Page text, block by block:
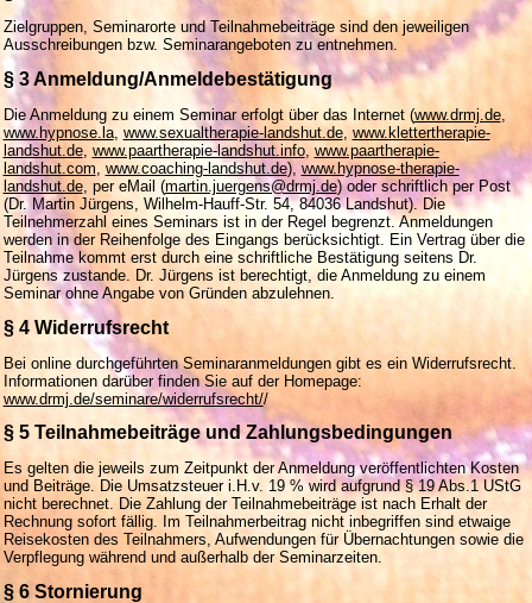
Zielgruppen, Seminarorte und Teilnahmebeiträge sind den jeweiligen
Ausschreibungen bzw. Seminarangeboten zu entnehmen.
§ 3 Anmeldung/Anmeldebestätigung
Die Anmeldung zu einem Seminar erfolgt über das Internet (www.drmj.de,
www.hypnose.la, www.sexualtherapie-landshut.de, www.klettertherapie-
landshut.de, www.paartherapie-landshut.info, www.paartherapie-
landshut.com www.coaching-landshut.de), www.hypnose-therapie-
landshut.de, per eMail (martin.juergens@drmj.de) oder schriftlich per Post
(Dr. Martin Jürgens, Wilhelm-Hauff-Str. 54, 84036 Landshut). Die
Teilnehmerzahl eines Seminars ist in der Regel begrenzt. Anmeldungen
werden in der Reihenfolge des Eingangs berücksichtigt. Ein Vertrag über die
Teilnahme kommt erst durch eine schriftliche Bestätigung seitens Dr.
Jürgens zustande. Dr. Jürgens ist berechtigt, die Anmeldung zu einem
Seminar ohne Angabe von Gründen abzulehnen.
§ 4 Widerrufsrecht
Bei online durchgeführten Seminaranmeldungen gibt es ein Widerrufsrecht.
Informationen darüber finden Sie auf der Homepage:
www.drmj.de/seminare/widerrufsrecht//
§ 5 Teilnahmebeiträge und Zahlungsbedingungen
Es gelten die jeweils zum Zeitpunkt der Anmeldung veröffentlichten Kosten
und Beiträge. Die Umsatzsteuer i.H.v. 19 % wird aufgrund § 19 Abs.1 UStG
nicht berechnet. Die Zahlung der Teilnahmebeiträge ist nach Erhalt der
Rechnung sofort fällig. Im Teilnahmerbeitrag nicht inbegriffen sind etwaige
Reisekosten des Teilnahmers, Aufwendungen für Übernachtungen sowie die
Verpflegung während und außerhalb der Seminarzeiten.
§ 6 Stornierung